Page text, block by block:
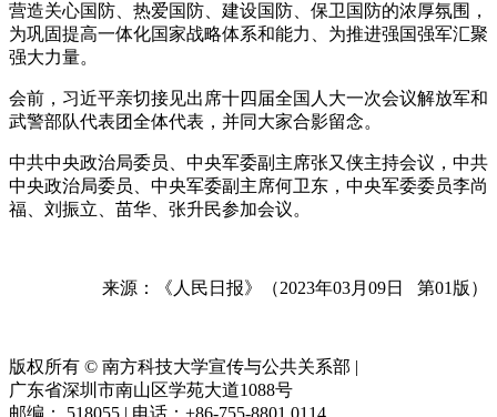
营造关心国防、热爱国防、建设国防、保卫国防的浓厚氛围，
为巩固提高一体化国家战略体系和能力、为推进强国强军汇聚
强大力量。
会前，习近平亲切接见出席十四届全国人大一次会议解放军和
武警部队代表团全体代表，并同大家合影留念。
中共中央政治局委员、中央军委副主席张又侠主持会议，中共
中央政治局委员、中央军委副主席何卫东，中央军委委员李尚
福、刘振立、苗华、张升民参加会议。
来源：《人民日报》（2023年03月09日 第01版）
版权所有 © 南方科技大学宣传与公共关系部 |
广东省深圳市南山区学苑大道1088号
邮编： 518055 | 电话：+86-755-8801 0114